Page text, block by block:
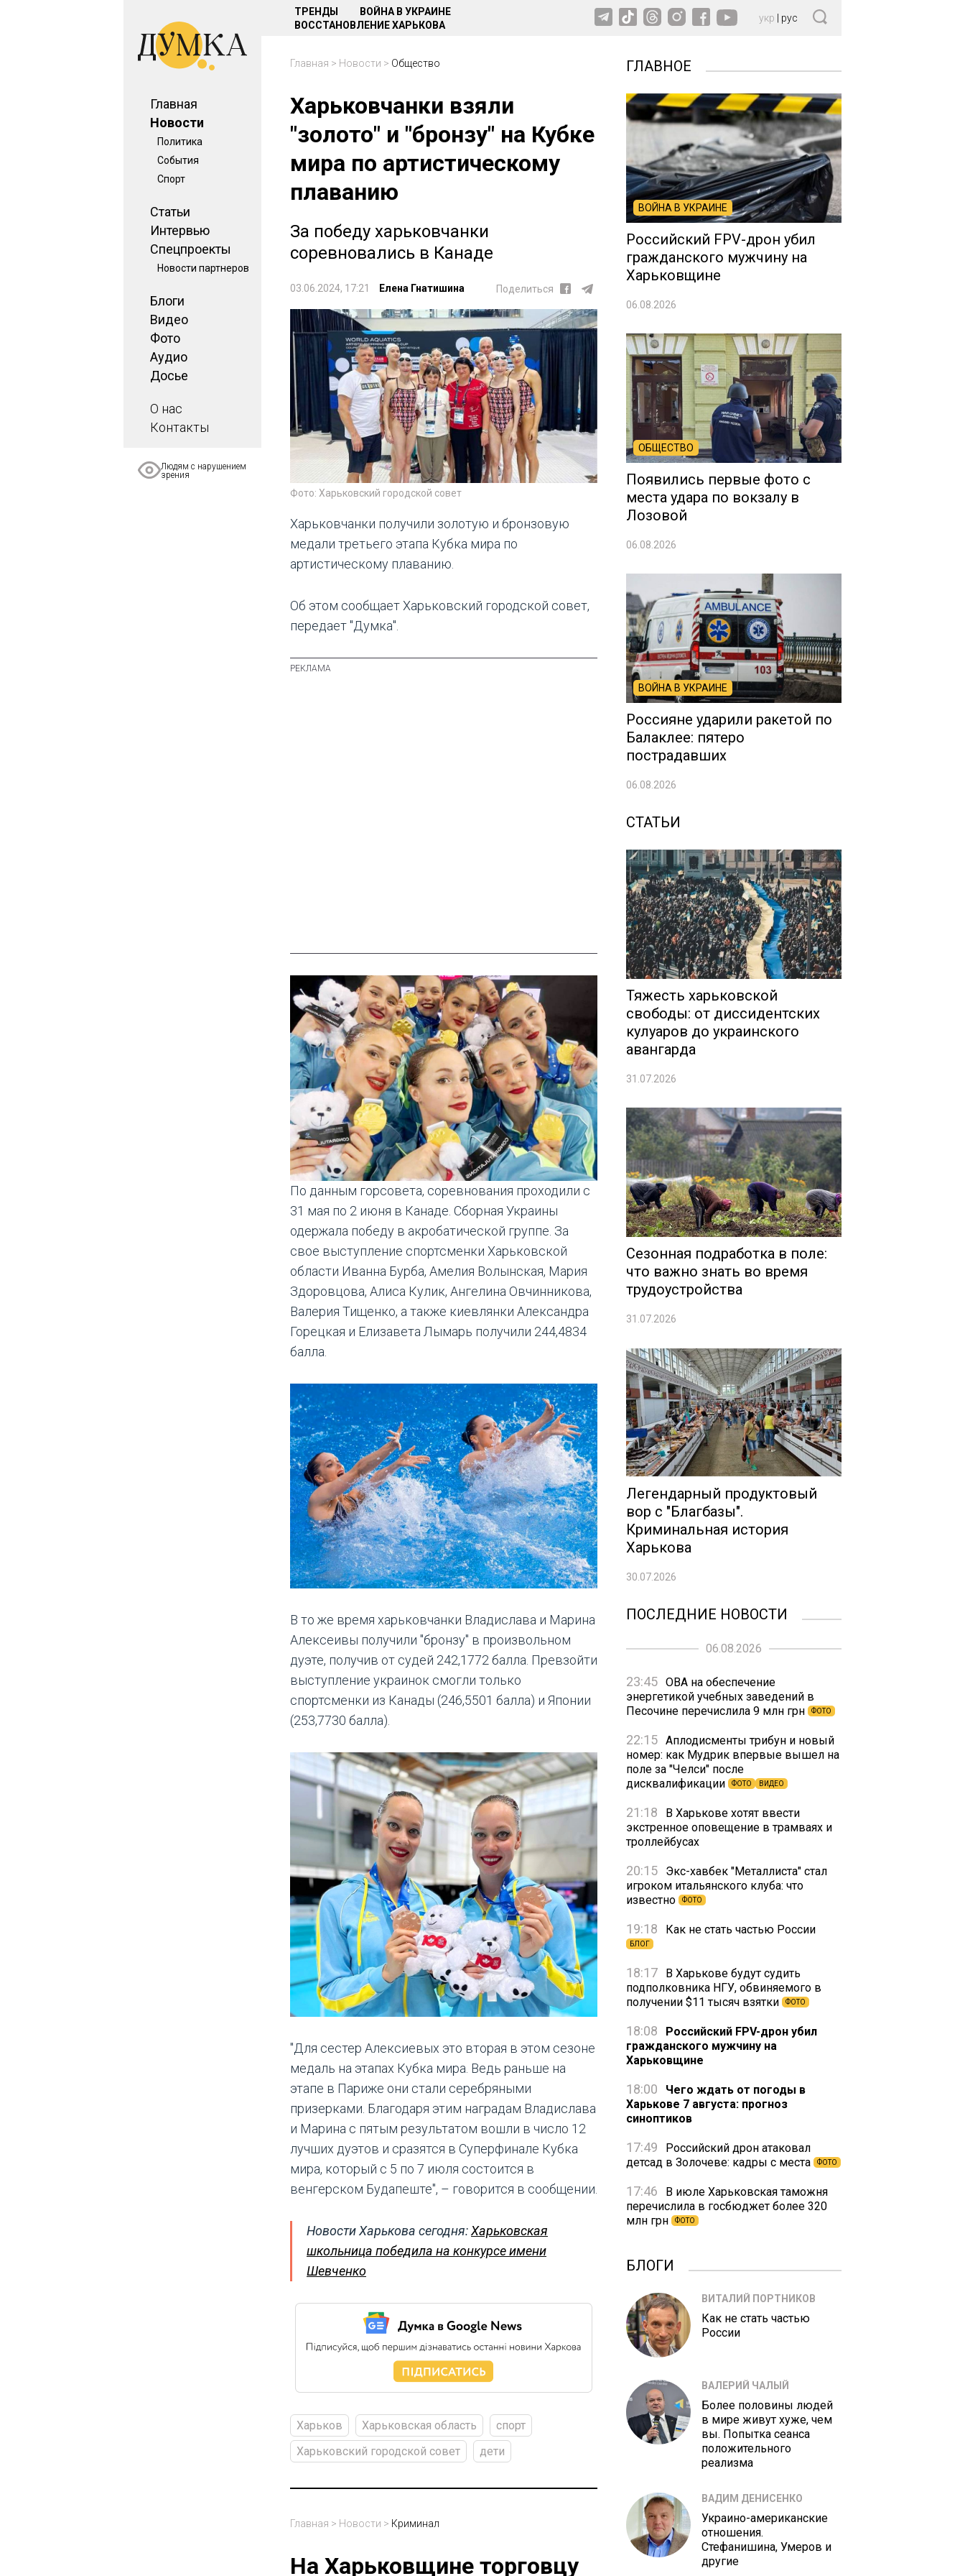
Главная
Новости
Политика
События
Спорт
Статьи
Интервью
Спецпроекты
Новости партнеров
Блоги
Видео
Фото
Аудио
Досье
О нас
Контакты
Людям с нарушением
зрения
ТРЕНДЫ
ВОЙНА В УКРАИНЕ
ВОССТАНОВЛЕНИЕ ХАРЬКОВА
укр рус
Главная > Новости > Общество
Харьковчанки взяли
"золото" и "бронзу" на Кубке
мира по артистическому
плаванию
За победу харьковчанки
соревновались в Канаде
03.06.2024, 17:21 Елена Гнатишина Поделиться
Фото: Харьковский городской совет
Харьковчанки получили золотую и бронзовую
медали третьего этапа Кубка мира по
артистическому плаванию.
Об этом сообщает Харьковский городской совет,
передает "Думка".
По данным горсовета, соревнования проходили с
31 мая по 2 июня в Канаде. Сборная Украины
одержала победу в акробатической группе. За
свое выступление спортсменки Харьковской
области Иванна Бурба, Амелия Волынская, Мария
Здоровцова, Алиса Кулик, Ангелина Овчинникова,
Валерия Тищенко, а также киевлянки Александра
Горецкая и Елизавета Лымарь получили 244,4834
балла.
В то же время харьковчанки Владислава и Марина
Алексеивы получили "бронзу" в произвольном
дуэте, получив от судей 242,1772 балла. Превзойти
выступление украинок смогли только
спортсменки из Канады (246,5501 балла) и Японии
(253,7730 балла).
"Для сестер Алексиевых это вторая в этом сезоне
медаль на этапах Кубка мира. Ведь раньше на
этапе в Париже они стали серебряными
призерками. Благодаря этим наградам Владислава
и Марина с пятым результатом вошли в число 12
лучших дуэтов и сразятся в Суперфинале Кубка
мира, который с 5 по 7 июля состоится в
венгерском Будапеште", – говорится в сообщении.
Новости Харькова сегодня:Харьковская
школьница победила на конкурсе имени
Шевченко
Харьков Харьковская область
спорт
Харьковский городской совет
дети
Главная > Новости > Криминал
На Харьковщине торговцу
ГЛАВНОЕ
ВОЙНА В УКРАИНЕ
Российский FPV-дрон убил
гражданского мужчину на
Харьковщине
06.08.2026
ОБЩЕСТВО
Появились первые фото с
места удара по вокзалу в
Лозовой
06.08.2026
ВОЙНА В УКРАИНЕ
Россияне ударили ракетой по
Балаклее: пятеро
пострадавших
06.08.2026
СТАТЬИ
Тяжесть харьковской
свободы: от диссидентских
кулуаров до украинского
авангарда
31.07.2026
Сезонная подработка в поле:
что важно знать во время
трудоустройства
31.07.2026
Легендарный продуктовый
вор с "Благбазы".
Криминальная история
Харькова
30.07.2026
ПОСЛЕДНИЕ НОВОСТИ
06.08.2026
23:45 ОВА на обеспечение
энергетикой учебных заведений в
Песочине перечислила 9 млн грн
ФОТО
22:15 Аплодисменты трибун и новый
номер: как Мудрик впервые вышел на
поле за "Челси" после
дисквалификации
ФОТО ВИДЕО
21:18
В Харькове хотят ввести
экстренное оповещение в трамваях и
троллейбусах
20:15
Экс-хавбек "Металлиста" стал
игроком итальянского клуба: что
известно
ФОТО
19:18 Как не стать частью России
БЛОГ
18:17
В Харькове будут судить
подполковника НГУ, обвиняемого в
получении $11 тысяч взятки
ФОТО
18:08
Российский FPV-дрон убил
гражданского мужчину на
Харьковщине
18:00
Чего ждать от погоды в
Харькове 7 августа: прогноз
синоптиков
17:49
Российский дрон атаковал
детсад в Золочеве: кадры с места
ФОТО
17:46
В июле Харьковская таможня
перечислила в госбюджет более 320
млн грн
ФОТО
БЛОГИ
ВИТАЛИЙ ПОРТНИКОВ
Как не стать частью
России
ВАЛЕРИЙ ЧАЛЫЙ
Более половины людей
в мире живут хуже, чем
вы. Попытка сеанса
положительного
реализма
ВАДИМ ДЕНИСЕНКО
Украино-американские
отношения.
Стефанишина, Умеров и
другие